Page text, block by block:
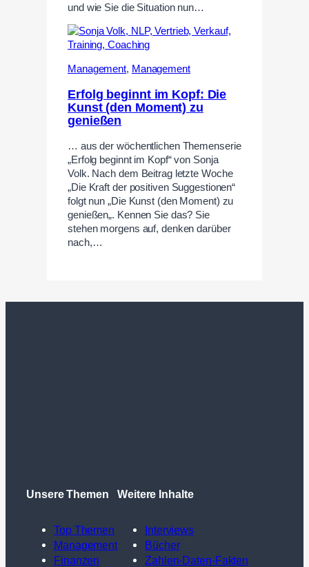
und wie Sie die Situation nun…
Management, Management
Erfolg beginnt im Kopf: Die
Kunst (den Moment) zu
genießen
… aus der wöchentlichen Themenserie
„Erfolg beginnt im Kopf“ von Sonja
Volk. Nach dem Beitrag letzte Woche
„Die Kraft der positiven Suggestionen“
folgt nun „Die Kunst (den Moment) zu
genießen„. Kennen Sie das? Sie
stehen morgens auf, denken darüber
nach,…
Unsere Themen
Top Themen
Management
Finanzen
Weitere Inhalte
Interviews
Bücher
Zahlen-Daten-Fakten